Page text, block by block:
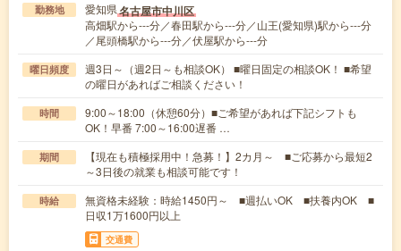
勤務地 愛知県名古屋市中川区
高畑駅から---分／春田駅から---分／山王(愛知県)駅から---分
／尾頭橋駅から---分／伏屋駅から---分
曜日頻度
週3日～（週2日～も相談OK） ■曜日固定の相談OK！ ■希望
の曜日があればご相談ください！
時間
9:00～18:00（休憩60分）■ご希望があれば下記シフトも
OK！早番 7:00～16:00遅番 …
期間
【現在も積極採用中！急募！】2カ月～ ■ご応募から最短2
～3日後の就業も相談可能です！
時給
無資格未経験：時給1450円～ ■週払いOK ■扶養内OK ■
日収1万1600円以上
交通費